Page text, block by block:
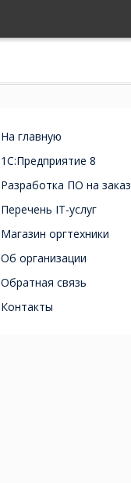
На главную
1C:Предприятие 8
Разработка ПО на заказ
Перечень IT-услуг
Магазин оргтехники
Об организации
Обратная связь
Контакты